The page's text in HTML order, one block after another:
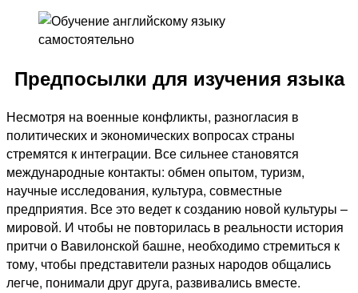
Предпосылки для изучения языка
Несмотря на военные конфликты, разногласия в
политических и экономических вопросах страны
стремятся к интеграции. Все сильнее становятся
международные контакты: обмен опытом, туризм,
научные исследования, культура, совместные
предприятия. Все это ведет к созданию новой культуры –
мировой. И чтобы не повторилась в реальности история
притчи о Вавилонской башне, необходимо стремиться к
тому, чтобы представители разных народов общались
легче, понимали друг друга, развивались вместе.